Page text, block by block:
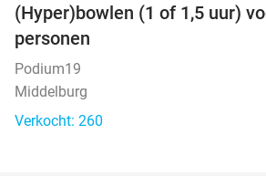
(Hyper)bowlen (1 of 1,5 uur)
personen
Podium19
Middelburg
Verkocht: 260